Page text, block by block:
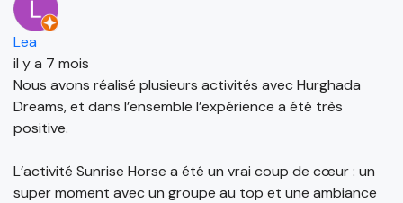
Lea
il y a 7 mois
Nous avons réalisé plusieurs activités avec Hurghada
Dreams, et dans l’ensemble l’expérience a été très
positive.
L’activité Sunrise Horse a été un vrai coup de cœur : un
super moment avec un groupe au top et une ambiance